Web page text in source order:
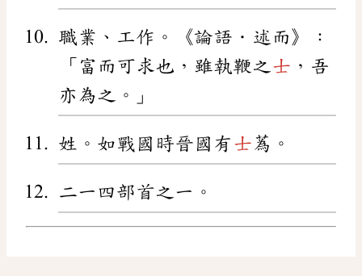
職業、工作。《論語．述而》：
「富而可求也，雖執鞭之士 ，吾
亦為之。」
姓。如戰國時晉國有 士 蒍。
二一四部首之一。